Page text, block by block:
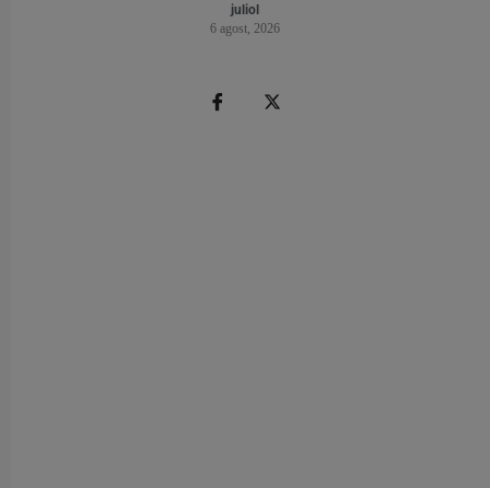
juliol
6 agost, 2026